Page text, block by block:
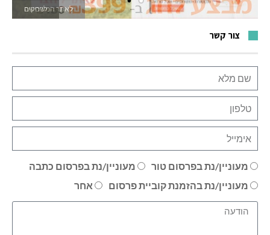
לאתר המשחקים
צור קשר
מעוניין/נת בפרסום טור
מעוניין/נת בפרסום כתבה
מעוניין/נת בהזמנת קוביית פרסום
אחר